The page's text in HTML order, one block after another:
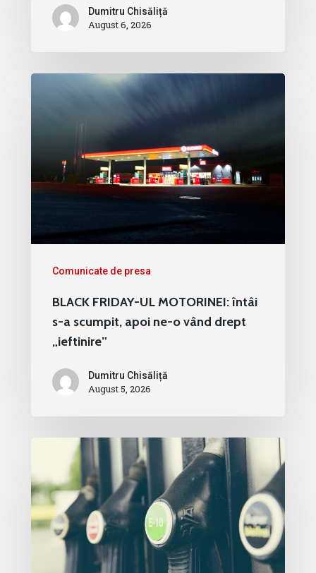
Dumitru Chisăliță
August 6, 2026
Comunicate de presa
BLACK FRIDAY-UL MOTORINEI: întâi
s-a scumpit, apoi ne-o vând drept
„ieftinire”
Dumitru Chisăliță
August 5, 2026